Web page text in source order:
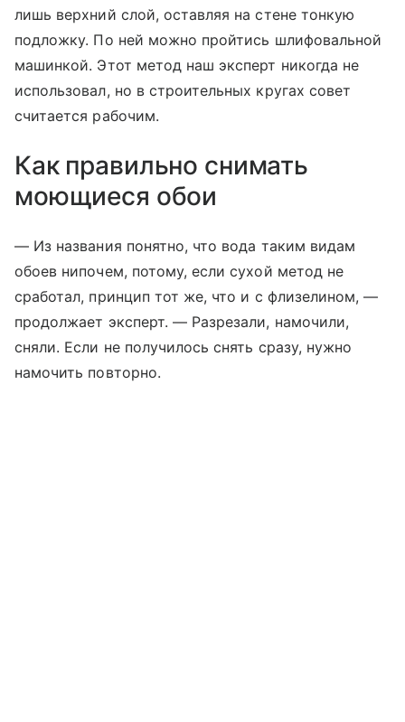
лишь верхний слой, оставляя на стене тонкую
подложку. По ней можно пройтись шлифовальной
машинкой. Этот метод наш эксперт никогда не
использовал, но в строительных кругах совет
считается рабочим.
Как правильно снимать
моющиеся обои
— Из названия понятно, что вода таким видам
обоев нипочем, потому, если сухой метод не
сработал, принцип тот же, что и с флизелином, —
продолжает эксперт. — Разрезали, намочили,
сняли. Если не получилось снять сразу, нужно
намочить повторно.